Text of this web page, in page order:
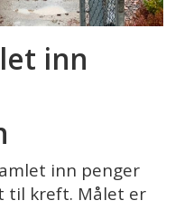
inn
inn penger
til kreft. Målet er